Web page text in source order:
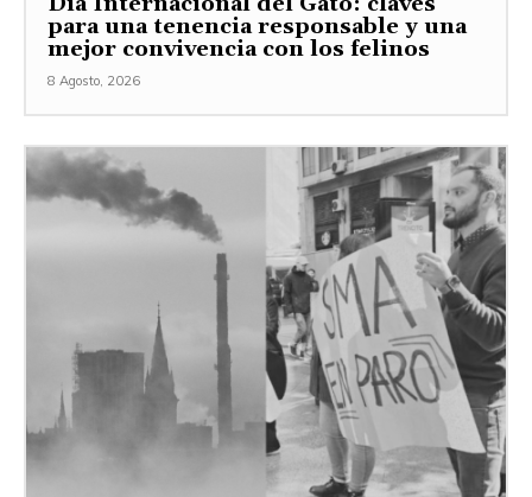
para una tenencia responsable y una
mejor convivencia con los felinos
8 Agosto, 2026